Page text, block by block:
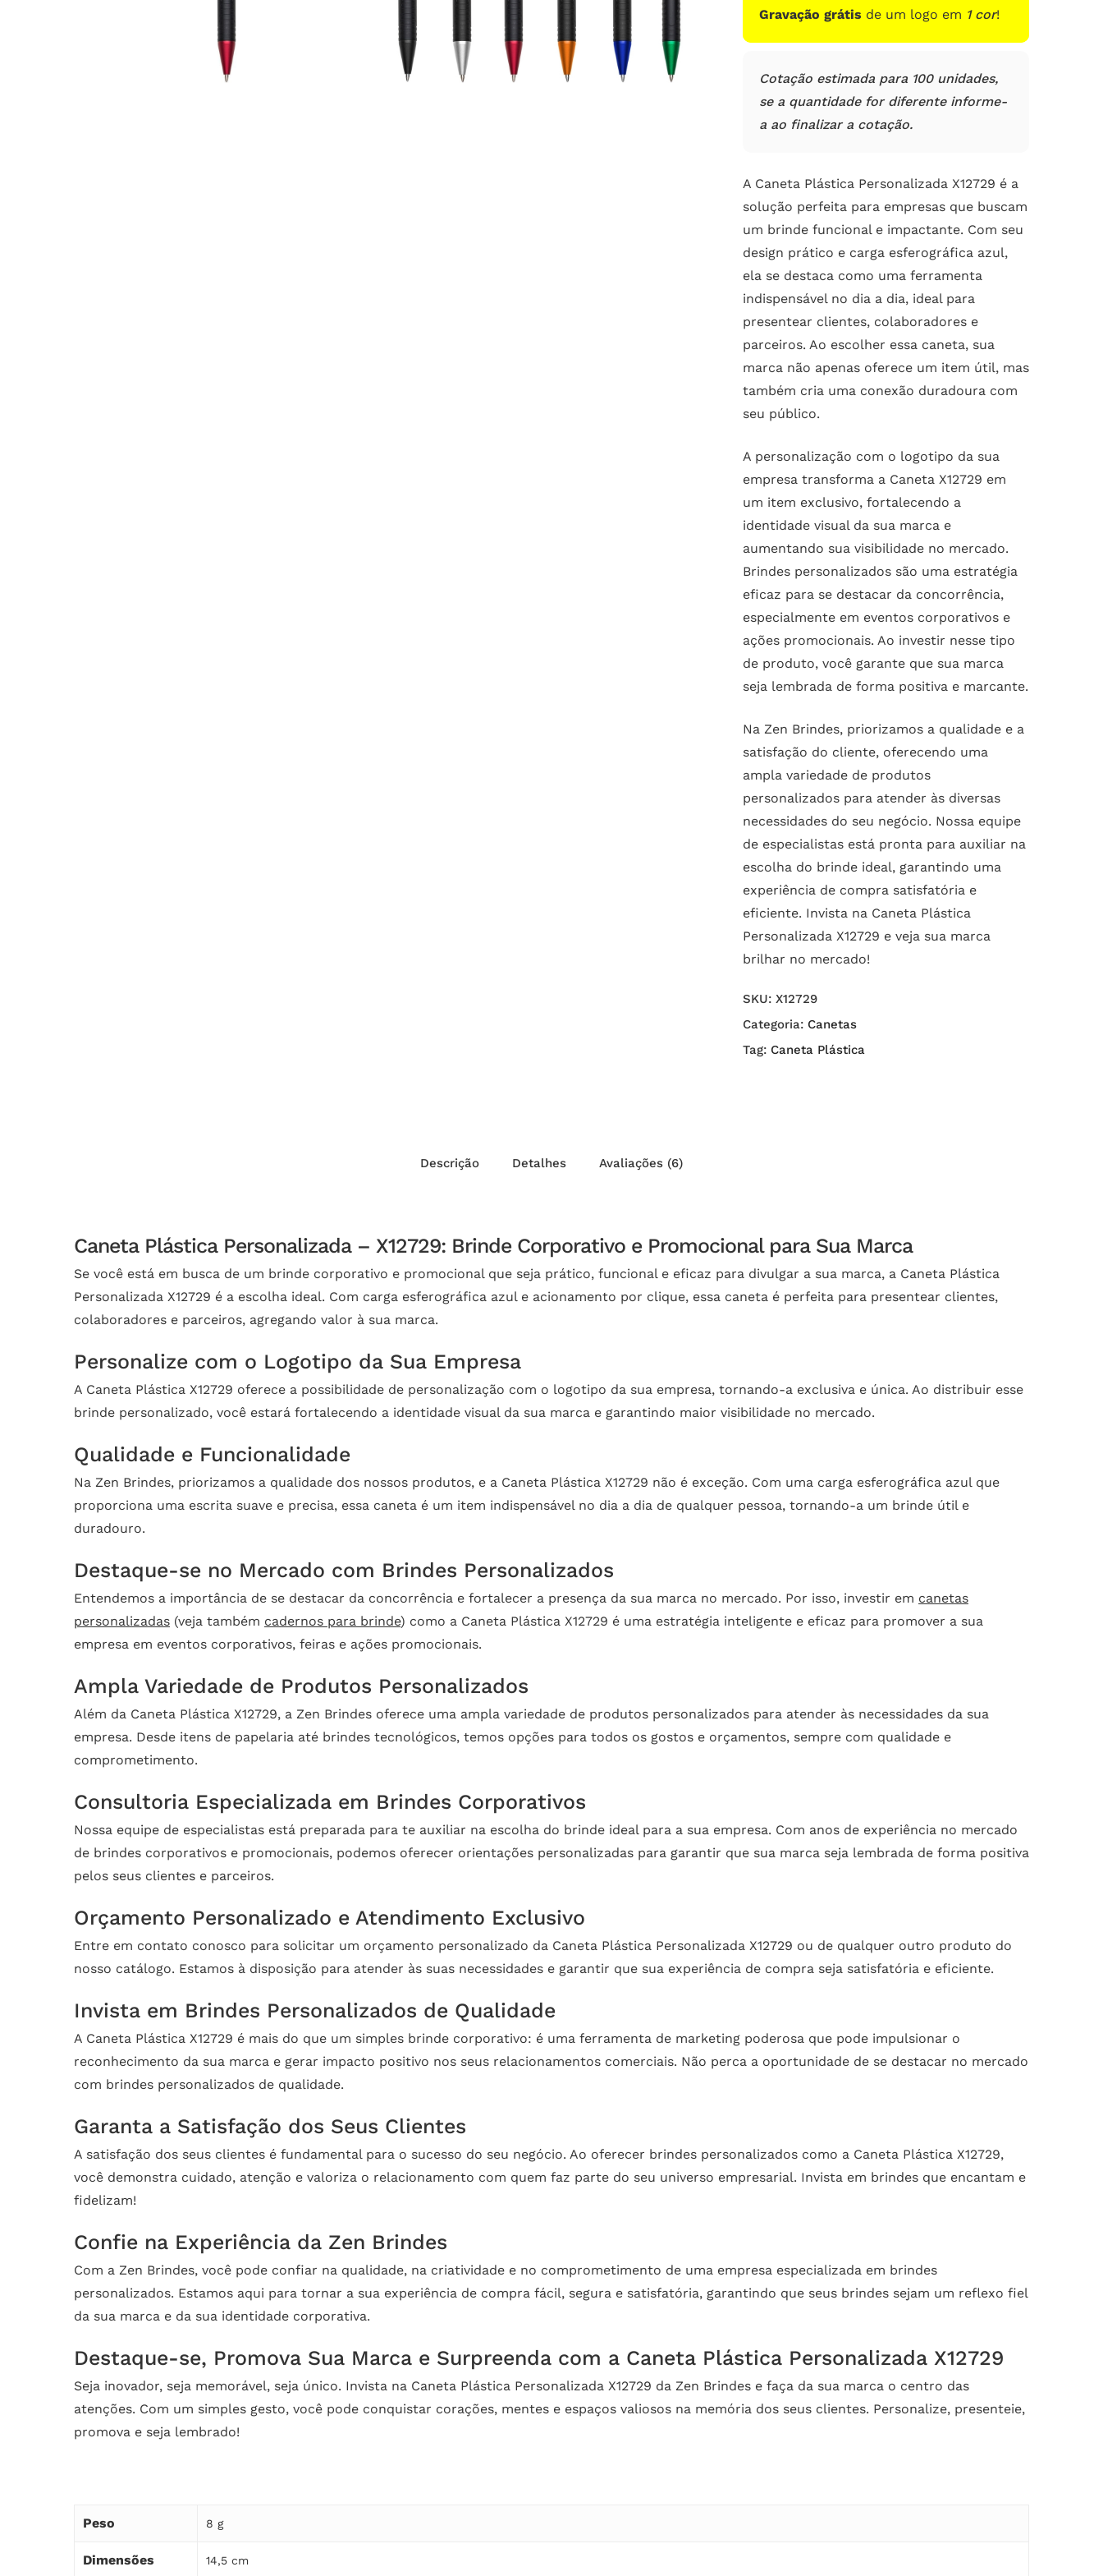
Gravação grátis de um logo em 1 cor!
Cotação estimada para 100 unidades,
se a quantidade for diferente informe-
a ao finalizar a cotação.
A Caneta Plástica Personalizada X12729 é a
solução perfeita para empresas que buscam
um brinde funcional e impactante. Com seu
design prático e carga esferográfica azul,
ela se destaca como uma ferramenta
indispensável no dia a dia, ideal para
presentear clientes, colaboradores e
parceiros. Ao escolher essa caneta, sua
marca não apenas oferece um item útil, mas
também cria uma conexão duradoura com
seu público.
A personalização com o logotipo da sua
empresa transforma a Caneta X12729 em
um item exclusivo, fortalecendo a
identidade visual da sua marca e
aumentando sua visibilidade no mercado.
Brindes personalizados são uma estratégia
eficaz para se destacar da concorrência,
especialmente em eventos corporativos e
ações promocionais. Ao investir nesse tipo
de produto, você garante que sua marca
seja lembrada de forma positiva e marcante.
Na Zen Brindes, priorizamos a qualidade e a
satisfação do cliente, oferecendo uma
ampla variedade de produtos
personalizados para atender às diversas
necessidades do seu negócio. Nossa equipe
de especialistas está pronta para auxiliar na
escolha do brinde ideal, garantindo uma
experiência de compra satisfatória e
eficiente. Invista na Caneta Plástica
Personalizada X12729 e veja sua marca
brilhar no mercado!
SKU: X12729
Categoria: Canetas
Tag: Caneta Plástica
Descrição Detalhes Avaliações (6)
Caneta Plástica Personalizada – X12729: Brinde Corporativo e Promocional para Sua Marca
Se você está em busca de um brinde corporativo e promocional que seja prático, funcional e eficaz para divulgar a sua marca, a Caneta Plástica
Personalizada X12729 é a escolha ideal. Com carga esferográfica azul e acionamento por clique, essa caneta é perfeita para presentear clientes,
colaboradores e parceiros, agregando valor à sua marca.
Personalize com o Logotipo da Sua Empresa
A Caneta Plástica X12729 oferece a possibilidade de personalização com o logotipo da sua empresa, tornando-a exclusiva e única. Ao distribuir esse
brinde personalizado, você estará fortalecendo a identidade visual da sua marca e garantindo maior visibilidade no mercado.
Qualidade e Funcionalidade
Na Zen Brindes, priorizamos a qualidade dos nossos produtos, e a Caneta Plástica X12729 não é exceção. Com uma carga esferográfica azul que
proporciona uma escrita suave e precisa, essa caneta é um item indispensável no dia a dia de qualquer pessoa, tornando-a um brinde útil e
duradouro.
Destaque-se no Mercado com Brindes Personalizados
Entendemos a importância de se destacar da concorrência e fortalecer a presença da sua marca no mercado. Por isso, investir em canetas
personalizadas (veja também cadernos para brinde) como a Caneta Plástica X12729 é uma estratégia inteligente e eficaz para promover a sua
empresa em eventos corporativos, feiras e ações promocionais.
Ampla Variedade de Produtos Personalizados
Além da Caneta Plástica X12729, a Zen Brindes oferece uma ampla variedade de produtos personalizados para atender às necessidades da sua
empresa. Desde itens de papelaria até brindes tecnológicos, temos opções para todos os gostos e orçamentos, sempre com qualidade e
comprometimento.
Consultoria Especializada em Brindes Corporativos
Nossa equipe de especialistas está preparada para te auxiliar na escolha do brinde ideal para a sua empresa. Com anos de experiência no mercado
de brindes corporativos e promocionais, podemos oferecer orientações personalizadas para garantir que sua marca seja lembrada de forma positiva
pelos seus clientes e parceiros.
Orçamento Personalizado e Atendimento Exclusivo
Entre em contato conosco para solicitar um orçamento personalizado da Caneta Plástica Personalizada X12729 ou de qualquer outro produto do
nosso catálogo. Estamos à disposição para atender às suas necessidades e garantir que sua experiência de compra seja satisfatória e eficiente.
Invista em Brindes Personalizados de Qualidade
A Caneta Plástica X12729 é mais do que um simples brinde corporativo: é uma ferramenta de marketing poderosa que pode impulsionar o
reconhecimento da sua marca e gerar impacto positivo nos seus relacionamentos comerciais. Não perca a oportunidade de se destacar no mercado
com brindes personalizados de qualidade.
Garanta a Satisfação dos Seus Clientes
A satisfação dos seus clientes é fundamental para o sucesso do seu negócio. Ao oferecer brindes personalizados como a Caneta Plástica X12729,
você demonstra cuidado, atenção e valoriza o relacionamento com quem faz parte do seu universo empresarial. Invista em brindes que encantam e
fidelizam!
Confie na Experiência da Zen Brindes
Com a Zen Brindes, você pode confiar na qualidade, na criatividade e no comprometimento de uma empresa especializada em brindes
personalizados. Estamos aqui para tornar a sua experiência de compra fácil, segura e satisfatória, garantindo que seus brindes sejam um reflexo fiel
da sua marca e da sua identidade corporativa.
Destaque-se, Promova Sua Marca e Surpreenda com a Caneta Plástica Personalizada X12729
Seja inovador, seja memorável, seja único. Invista na Caneta Plástica Personalizada X12729 da Zen Brindes e faça da sua marca o centro das
atenções. Com um simples gesto, você pode conquistar corações, mentes e espaços valiosos na memória dos seus clientes. Personalize, presenteie,
promova e seja lembrado!
Peso 8 g
Dimensões 14,5 cm